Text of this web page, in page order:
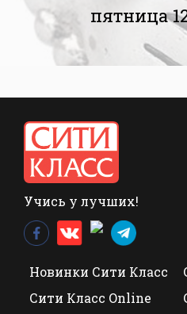
пятница
Учись у лучших!
Новинки Сити Класс
Сити Класс Online